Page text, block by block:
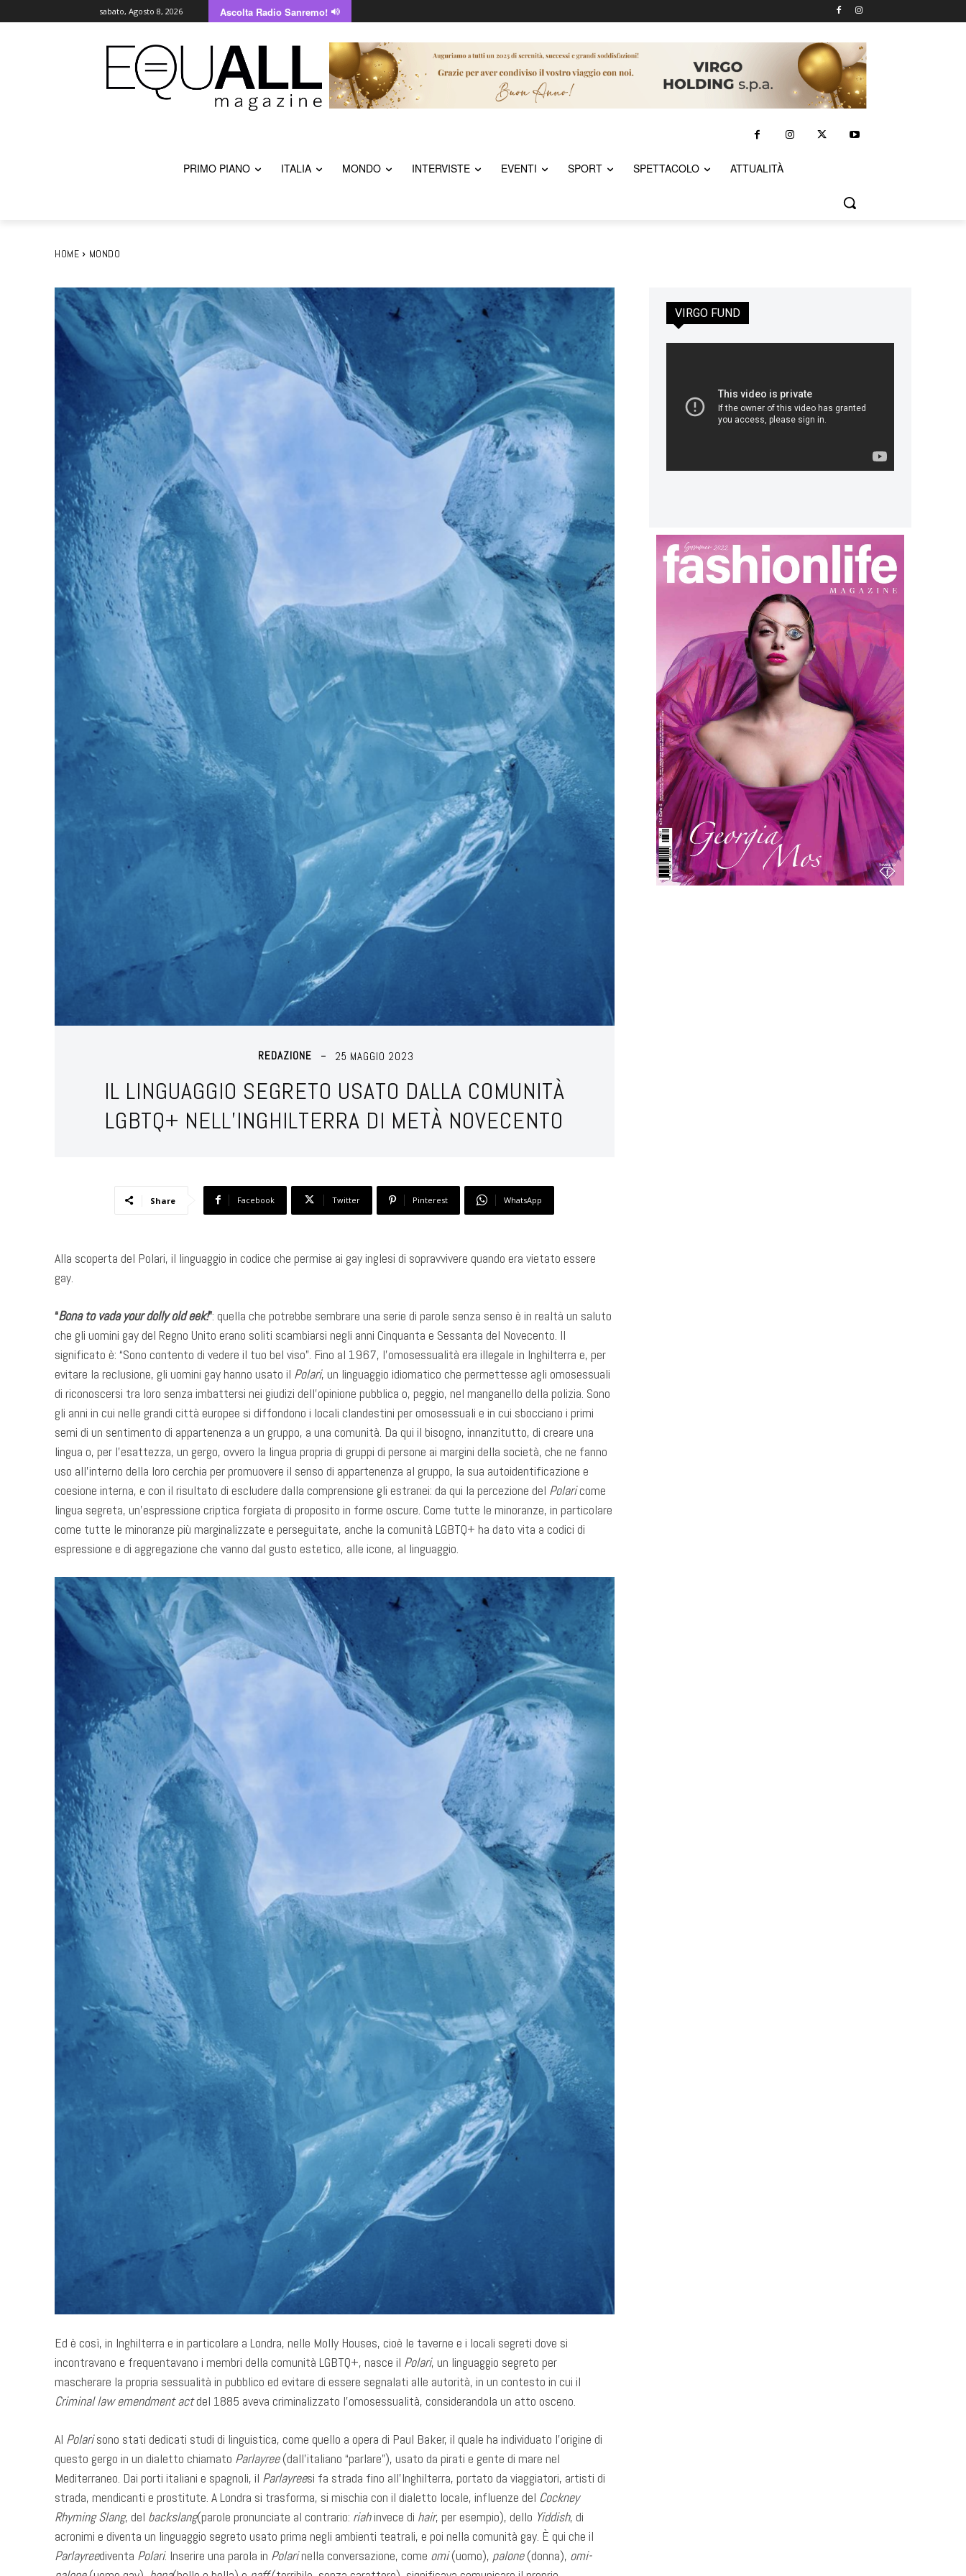
sabato, Agosto 8, 2026 Ascolta Radio Sanremo!
PRIMO PIANO ITALIA MONDO INTERVISTE EVENTI SPORT SPETTACOLO ATTUALITÀ
HOME MONDO
REDAZIONE 25 MAGGIO 2023
IL LINGUAGGIO SEGRETO USATO DALLA COMUNITÀ
LGBTQ+ NELL’INGHILTERRA DI METÀ NOVECENTO
Share Facebook Twitter Pinterest WhatsApp
Alla scoperta del Polari, il linguaggio in codice che permise ai gay inglesi di sopravvivere quando era vietato essere
gay.
“Bona to vada your dolly old eek!”: quella che potrebbe sembrare una serie di parole senza senso è in realtà un saluto
che gli uomini gay del Regno Unito erano soliti scambiarsi negli anni Cinquanta e Sessanta del Novecento. Il
significato è: “Sono contento di vedere il tuo bel viso”. Fino al 1967, l’omosessualità era illegale in Inghilterra e, per
evitare la reclusione, gli uomini gay hanno usato il Polari, un linguaggio idiomatico che permettesse agli omosessuali
di riconoscersi tra loro senza imbattersi nei giudizi dell’opinione pubblica o, peggio, nel manganello della polizia. Sono
gli anni in cui nelle grandi città europee si diffondono i locali clandestini per omosessuali e in cui sbocciano i primi
semi di un sentimento di appartenenza a un gruppo, a una comunità. Da qui il bisogno, innanzitutto, di creare una
lingua o, per l’esattezza, un gergo, ovvero la lingua propria di gruppi di persone ai margini della società, che ne fanno
uso all’interno della loro cerchia per promuovere il senso di appartenenza al gruppo, la sua autoidentificazione e
coesione interna, e con il risultato di escludere dalla comprensione gli estranei: da qui la percezione del Polaricome
lingua segreta, un’espressione criptica forgiata di proposito in forme oscure. Come tutte le minoranze, in particolare
come tutte le minoranze più marginalizzate e perseguitate, anche la comunità LGBTQ+ ha dato vita a codici di
espressione e di aggregazione che vanno dal gusto estetico, alle icone, al linguaggio.
Ed è così, in Inghilterra e in particolare a Londra, nelle Molly Houses, cioè le taverne e i locali segreti dove si
incontravano e frequentavano i membri della comunità LGBTQ+, nasce il Polari, un linguaggio segreto per
mascherare la propria sessualità in pubblico ed evitare di essere segnalati alle autorità, in un contesto in cui il
Criminal law emendment actdel 1885 aveva criminalizzato l’omosessualità, considerandola un atto osceno.
Al Polarisono stati dedicati studi di linguistica, come quello a opera di Paul Baker, il quale ha individuato l’origine di
questo gergo in un dialetto chiamato Parlayree(dall’italiano “parlare”), usato da pirati e gente di mare nel
Mediterraneo. Dai porti italiani e spagnoli, il Parlayreesi fa strada fino all’Inghilterra, portato da viaggiatori, artisti di
strada, mendicanti e prostitute. A Londra si trasforma, si mischia con il dialetto locale, influenze del Cockney
Rhyming Slang, del backslang(parole pronunciate al contrario: riahinvece di hair, per esempio), dello Yiddish, di
acronimi e diventa un linguaggio segreto usato prima negli ambienti teatrali, e poi nella comunità gay. È qui che il
Parlayreediventa Polari. Inserire una parola in Polarinella conversazione, come omi(uomo), palone(donna), omi-
VIRGO FUND